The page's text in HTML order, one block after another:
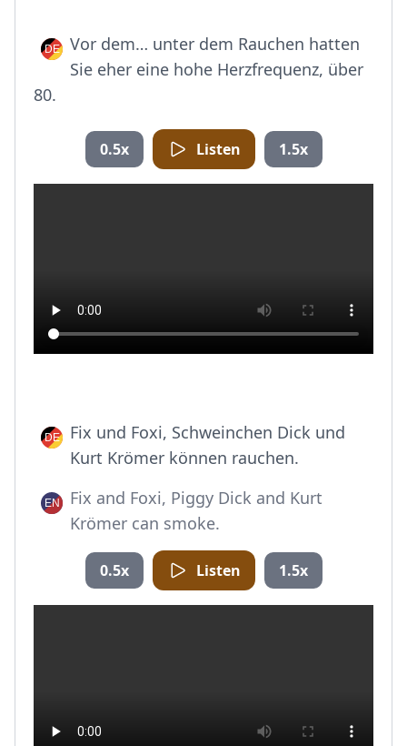
Vor dem… unter dem Rauchen hatten
Sie eher eine hohe Herzfrequenz, über
80.
0.5x Listen 1.5x
Fix und Foxi, Schweinchen Dick und
Kurt Krömer können rauchen.
Fix and Foxi, Piggy Dick and Kurt
Krömer can smoke.
0.5x Listen 1.5x